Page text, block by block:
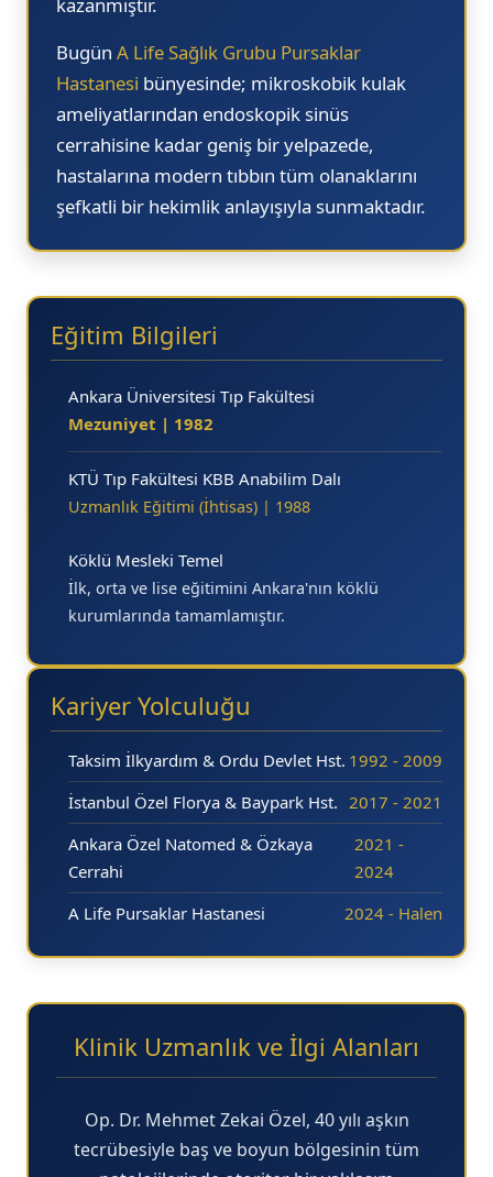
Bugün A Life Sağlık Grubu Pursaklar
Hastanesi bünyesinde; mikroskobik kulak
ameliyatlarından endoskopik sinüs
cerrahisine kadar geniş bir yelpazede,
hastalarına modern tıbbın tüm olanaklarını
şefkatli bir hekimlik anlayışıyla sunmaktadır.
Eğitim Bilgileri
Ankara Üniversitesi Tıp Fakültesi
Mezuniyet | 1982
KTÜ Tıp Fakültesi KBB Anabilim Dalı
Uzmanlık Eğitimi (İhtisas) | 1988
Köklü Mesleki Temel
İlk, orta ve lise eğitimini Ankara'nın köklü
kurumlarında tamamlamıştır.
Kariyer Yolculuğu
Taksim İlkyardım & Ordu Devlet Hst. 1992 - 2009
İstanbul Özel Florya & Baypark Hst. 2017 - 2021
Ankara Özel Natomed & Özkaya
Cerrahi
2021 -
2024
A Life Pursaklar Hastanesi
2024 - Halen
Klinik Uzmanlık ve İlgi Alanları
Op. Dr. Mehmet Zekai Özel, 40 yılı aşkın
tecrübesiyle baş ve boyun bölgesinin tüm